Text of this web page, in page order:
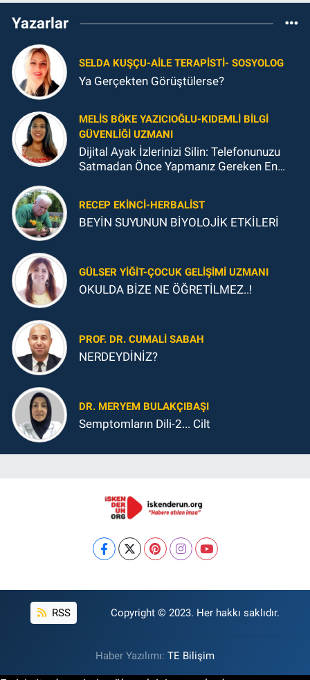
Yazarlar
SELDA KUŞÇU-AILE TERAPISTI- SOSYOLOG
Ya Gerçekten Görüştülerse?
MELIS BÖKE YAZICIOĞLU-KIDEMLI BILGI
GÜVENLIĞI UZMANI
Dijital Ayak İzlerinizi Silin: Telefonunuzu
Satmadan Önce Yapmanız Gereken En
RECEP EKINCI-HERBALIST
BEYİN SUYUNUN BİYOLOJİK ETKİLERİ
GÜLSER YIĞIT-ÇOCUK GELIŞIMI UZMANI
OKULDA BİZE NE ÖĞRETİLMEZ..!
PROF. DR. CUMALI SABAH
NERDEYDİNİZ?
DR. MERYEM BULAKÇIBAŞI
Semptomların Dili-2... Cilt
RSS Copyright © 2023. Her hakkı saklıdır.
Haber Yazılımı: TE Bilişim